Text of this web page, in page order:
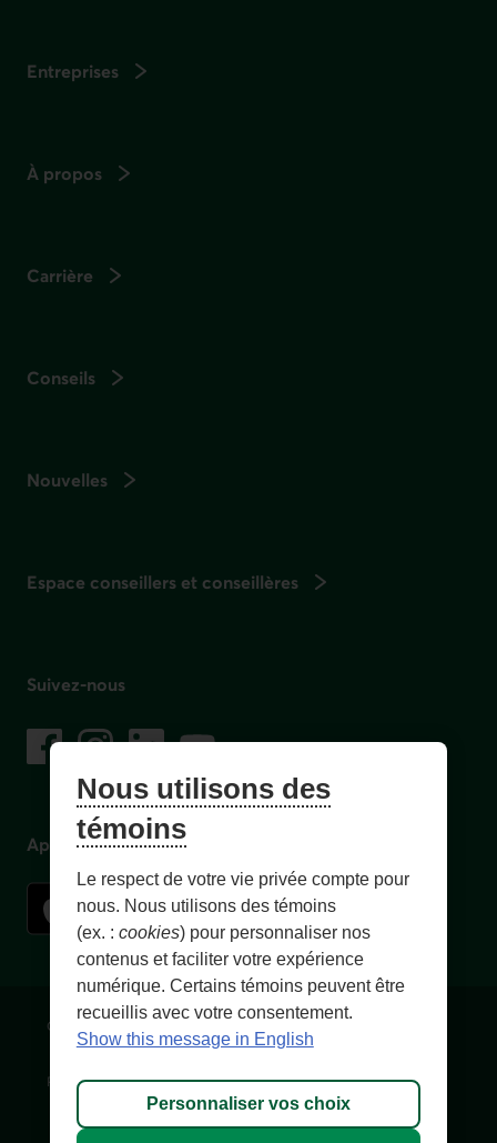
Entreprises
À propos
Carrière
Conseils
Nouvelles
Espace conseillers et conseillères
Suivez-nous
Facebook
– Lien externe au site. Cet hyperlien s'ouvrira dans une
Instagram
– Lien externe au site. Cet hyperlien s'ouvrira dans
LinkedIn
– Lien externe au site. Cet hyperlien
YouTube
– Lien externe au site. Cet hyperlien
Application mobile
Conditions d'utilisation et notes légales
Personnaliser les témoins Accessibilité Plan du site
Nous utilisons des
témoins
Le respect de votre vie privée compte pour
nous. Nous utilisons des témoins
(ex. : cookies) pour personnaliser nos
contenus et faciliter votre expérience
numérique. Certains témoins peuvent être
recueillis avec votre consentement.
Show this message in English
Personnaliser vos choix